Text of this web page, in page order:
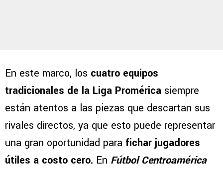
En este marco, los cuatro equipos
tradicionales de la Liga Promérica siempre
están atentos a las piezas que descartan sus
rivales directos, ya que esto puede representar
una gran oportunidad para fichar jugadores
útiles a costo cero. En Fútbol Centroamérica